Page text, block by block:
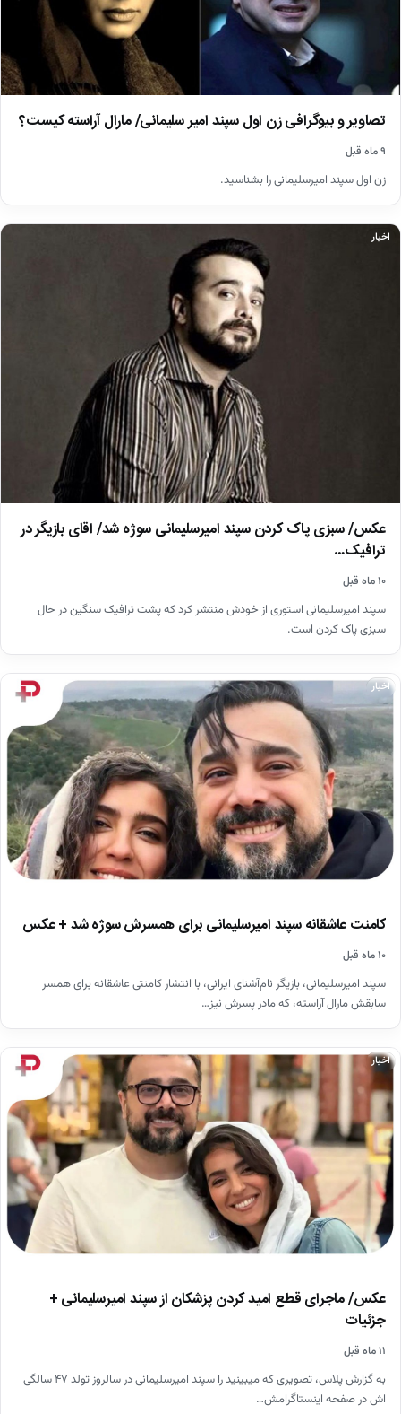
تصاویر و بیوگرافی زن اول سپند امیر سلیمانی/ مارال آراسته کیست؟
۹ ماه قبل
زن اول سپند امیرسلیمانی را بشناسید.
اخبار
عکس/ سبزی پاک کردن سپند امیرسلیمانی سوژه شد/ اقای بازیگر در
ترافیک…
۱۰ ماه قبل
سپند امیرسلیمانی استوری از خودش منتشر کرد که پشت ترافیک سنگین در حال
سبزی پاک کردن است.
اخبار
کامنت عاشقانه سپند امیرسلیمانی برای همسرش سوژه شد + عکس
۱۰ ماه قبل
سپند امیرسلیمانی، بازیگر نام‌آشنای ایرانی، با انتشار کامنتی عاشقانه برای همسر
سابقش مارال آراسته، که مادر پسرش نیز…
اخبار
عکس/ ماجرای قطع امید کردن پزشکان از سپند امیرسلیمانی +
جزئیات
۱۱ ماه قبل
به گزارش پلاس، تصویری که میبینید را سپند امیرسلیمانی در سالروز تولد ۴۷ سالگی
اش در صفحه اینستاگرامش…